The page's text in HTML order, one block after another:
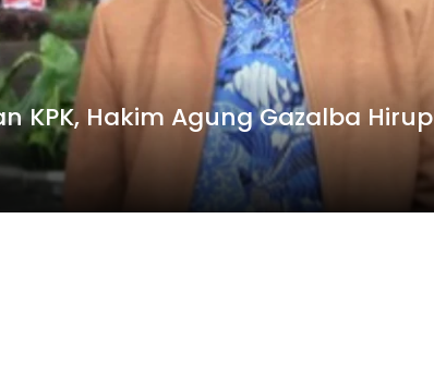
KPK, Hakim Agung Gazalba Hirup